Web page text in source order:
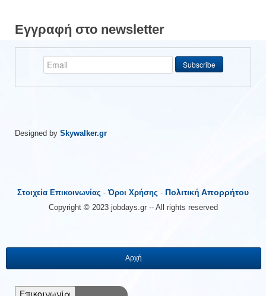
Εγγραφή στο newsletter
Designed by Skywalker.gr
Στοιχεία Επικοινωνίας -Όροι Χρήσης - Πολιτική Απορρήτου
Copyright © 2023 jobdays.gr -- All rights reserved
Αρχή